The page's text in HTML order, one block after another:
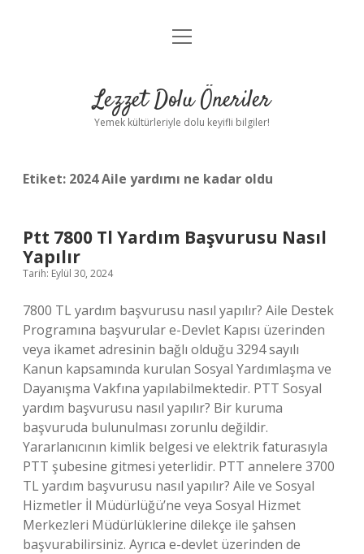
Anasayfa
Yasal Uyarı
menüyü
Lezzet Dolu Öneriler
Yemek kültürleriyle dolu keyifli bilgiler!
Etiket: 2024 Aile yardımı ne kadar oldu
Ptt 7800 Tl Yardım Başvurusu Nasıl
Yapılır
Tarih: Eylül 30, 2024
7800 TL yardım başvurusu nasıl yapılır? Aile Destek
Programına başvurular e-Devlet Kapısı üzerinden
veya ikamet adresinin bağlı olduğu 3294 sayılı
Kanun kapsamında kurulan Sosyal Yardımlaşma ve
Dayanışma Vakfına yapılabilmektedir. PTT Sosyal
yardım başvurusu nasıl yapılır? Bir kuruma
başvuruda bulunulması zorunlu değildir.
Yararlanıcının kimlik belgesi ve elektrik faturasıyla
PTT şubesine gitmesi yeterlidir. PTT annelere 3700
TL yardım başvurusu nasıl yapılır? Aile ve Sosyal
Hizmetler İl Müdürlüğü’ne veya Sosyal Hizmet
Merkezleri Müdürlüklerine dilekçe ile şahsen
başvurabilirsiniz. Ayrıca e-devlet üzerinden de